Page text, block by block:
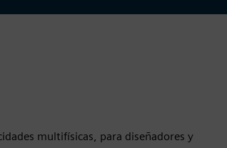
multifísicas, para diseñadores y